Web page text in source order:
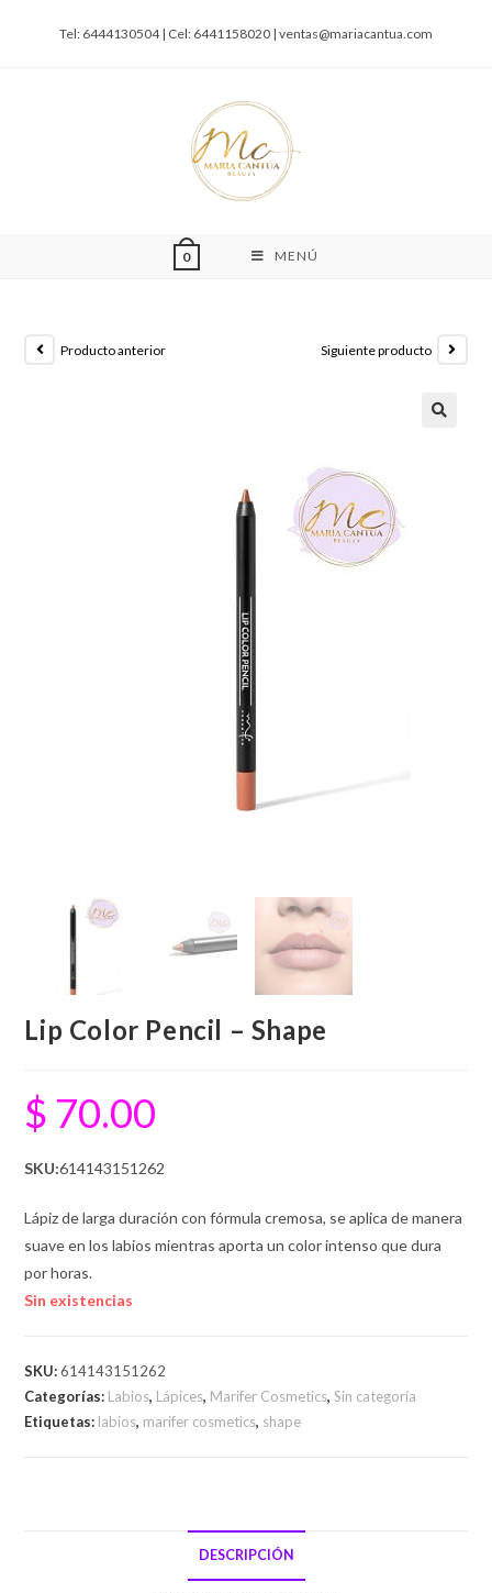
Tel: 6444130504 | Cel: 6441158020 | ventas@mariacantua.com
0 MENÚ
Producto anterior Siguiente producto
Lip Color Pencil – Shape
$ 70.00
SKU:614143151262
Lápiz de larga duración con fórmula cremosa, se aplica de manera
suave en los labios mientras aporta un color intenso que dura
por horas.
Sin existencias
SKU:614143151262
Categorías: Labios, Lápices, Marifer Cosmetics,Sin categoría
Etiquetas: labios, marifer cosmetics, shape
DESCRIPCIÓN